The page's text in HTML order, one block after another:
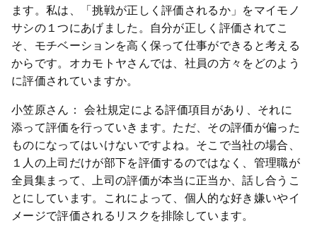
ます。私は、「挑戦が正しく評価されるか」をマイモノ
サシの１つにあげました。自分が正しく評価されてこ
そ、モチベーションを高く保って仕事ができると考える
からです。オカモトヤさんでは、社員の方々をどのよう
に評価されていますか。
小笠原さん： 会社規定による評価項目があり、それに
添って評価を行っていきます。ただ、その評価が偏った
ものになってはいけないですよね。そこで当社の場合、
１人の上司だけが部下を評価するのではなく、管理職が
全員集まって、上司の評価が本当に正当か、話し合うこ
とにしています。これによって、個人的な好き嫌いやイ
メージで評価されるリスクを排除しています。